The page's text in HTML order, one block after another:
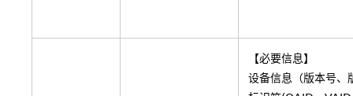
【必要信息】
设备信息（版本号、